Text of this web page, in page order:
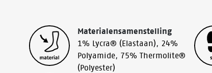
Materialensamenstelling
1% Lycra® (Elastaan), 24%
Polyamide, 75% Thermolite®
(Polyester)